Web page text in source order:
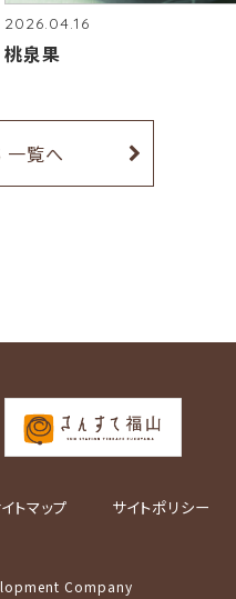
2026.04.16
桃泉果
一覧へ
トマップ サイトポリシー
Company